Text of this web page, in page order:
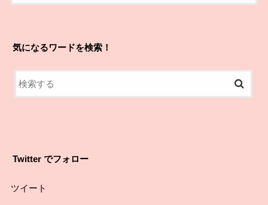
気になるワードを検索！
Twitter でフォロー
ツイート